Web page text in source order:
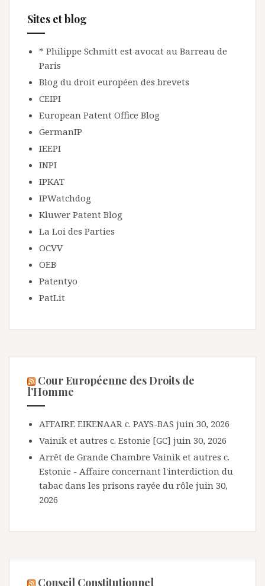
Sites et blog
* Philippe Schmitt est avocat au Barreau de
Paris
Blog du droit européen des brevets
CEIPI
European Patent Office Blog
GermanIP
IEEPI
INPI
IPKAT
IPWatchdog
Kluwer Patent Blog
La Loi des Parties
OCVV
OEB
Patentyo
PatLit
Cour Européenne des Droits de
l’Homme
AFFAIRE EIKENAAR c. PAYS-BAS juin 30, 2026
Vainik et autres c. Estonie [GC] juin 30, 2026
Arrêt de Grande Chambre Vainik et autres c.
Estonie - Affaire concernant l'interdiction du
tabac dans les prisons rayée du rôle juin 30,
2026
Conseil Constitutionnel